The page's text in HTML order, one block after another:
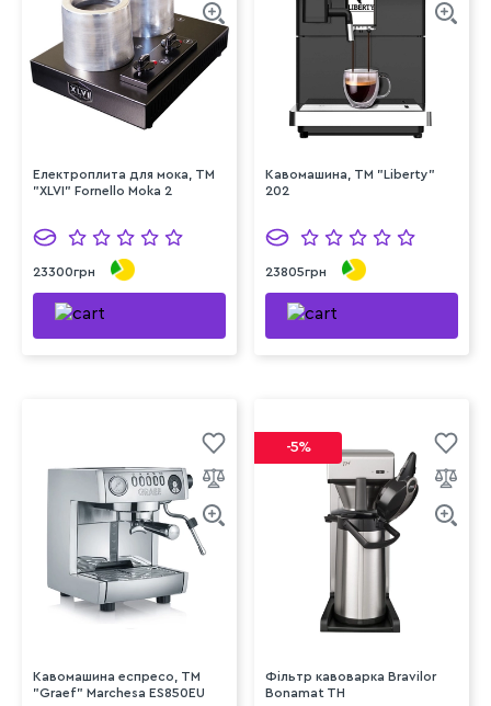
Електроплита для мока, TM
"XLVI" Fornello Moka 2
23300грн
Кавомашина, ТМ "Liberty"
202
23805грн
Кавомашина еспресо, ТМ
"Graef" Marchesa ES850EU
-5%
Фільтр кавоварка Bravilor
Bonamat TH